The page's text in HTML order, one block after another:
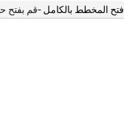
فتح المخطط بالكامل -